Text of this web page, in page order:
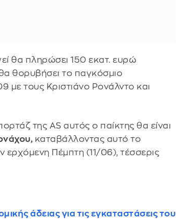
θα πληρώσει 150 εκατ. ευρώ
θορυβήσει το παγκόσμιο
τους Κριστιάνο Ρονάλντο και
της AS αυτός ο παίκτης θα είναι
καταβάλλοντας αυτό το
Πέμπτη (11/06), τέσσερις
άδειας για τις εγκαταστάσεις του